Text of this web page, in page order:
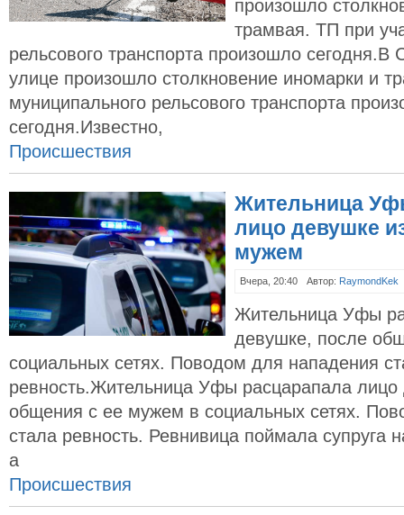
произошло
трамвая. ТП при
рельсового транспорта произошло сегодня.В
улице произошло столкновение иномарки и
муниципального рельсового транспорта
сегодня.Известно,
Происшествия
Жительница
лицо девушке
мужем
Вчера, 20:40 Автор: RaymondKek
Жительница Уфы
девушке, после
социальных сетях. Поводом для нападения
ревность.Жительница Уфы расцарапала
общения с ее мужем в социальных сетях.
стала ревность. Ревнивица поймала супруга
а
Происшествия